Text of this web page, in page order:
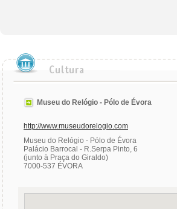
Museu do Relógio - Pólo de Évora
http://www.museudorelogio.com
Museu do Relógio - Pólo de Évora
Palácio Barrocal - R.Serpa Pinto, 6
(junto à Praça do Giraldo)
7000-537 ÉVORA